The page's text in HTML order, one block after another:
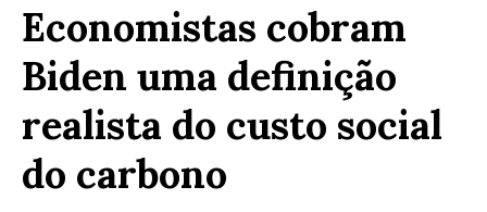
Economistas cobram
Biden uma definição
realista do custo social
do carbono